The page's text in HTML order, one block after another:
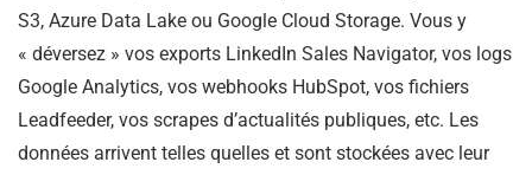
S3, Azure Data Lake ou Google Cloud Storage. Vous y
« déversez » vos exports LinkedIn Sales Navigator, vos logs
Google Analytics, vos webhooks HubSpot, vos fichiers
Leadfeeder, vos scrapes d’actualités publiques, etc. Les
données arrivent telles quelles et sont stockées avec leur